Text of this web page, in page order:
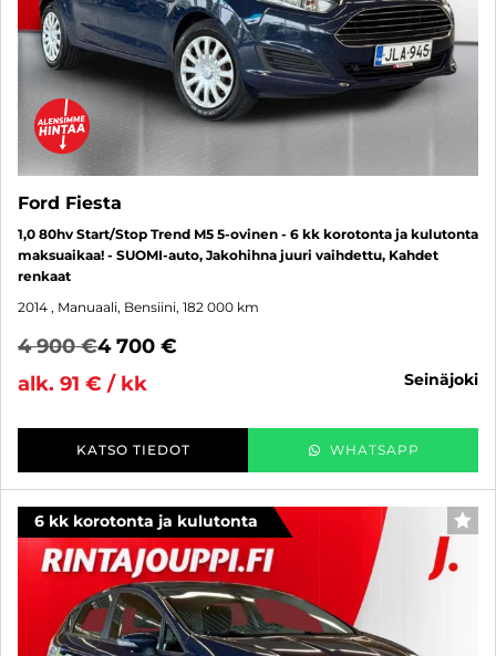
Ford Fiesta
1,0 80hv Start/Stop Trend M5 5-ovinen - 6 kk korotonta ja kulutonta
maksuaikaa! - SUOMI-auto, Jakohihna juuri vaihdettu, Kahdet
renkaat
2014 , Manuaali, Bensiini, 182 000 km
4 900 €4 700 €
alk. 91 € / kk
seinäjoki
KATSO TIEDOT WHATSAPP
6 kk korotonta ja kulutonta